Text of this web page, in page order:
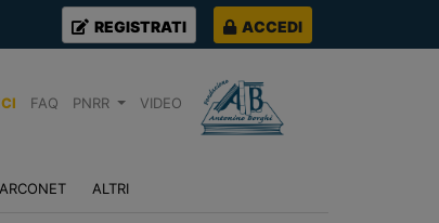
REGISTRATI ACCEDI
FAQ PNRR VIDEO
ARCONET ALTRI